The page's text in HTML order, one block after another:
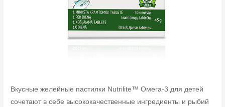
Вкусные желейные пастилки Nutrilite™ Омега-3 для детей
сочетают в себе высококачественные ингредиенты и рыбий